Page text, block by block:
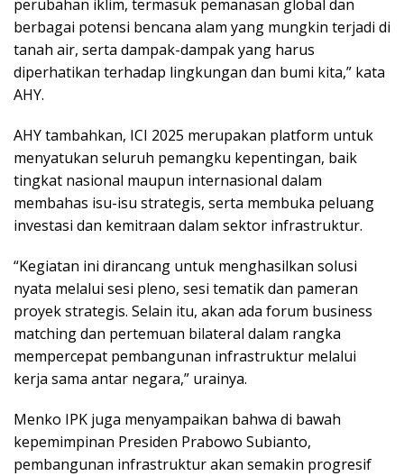
perubahan iklim, termasuk pemanasan global dan
berbagai potensi bencana alam yang mungkin terjadi di
tanah air, serta dampak-dampak yang harus
diperhatikan terhadap lingkungan dan bumi kita,” kata
AHY.
AHY tambahkan, ICI 2025 merupakan platform untuk
menyatukan seluruh pemangku kepentingan, baik
tingkat nasional maupun internasional dalam
membahas isu-isu strategis, serta membuka peluang
investasi dan kemitraan dalam sektor infrastruktur.
“Kegiatan ini dirancang untuk menghasilkan solusi
nyata melalui sesi pleno, sesi tematik dan pameran
proyek strategis. Selain itu, akan ada forum business
matching dan pertemuan bilateral dalam rangka
mempercepat pembangunan infrastruktur melalui
kerja sama antar negara,” urainya.
Menko IPK juga menyampaikan bahwa di bawah
kepemimpinan Presiden Prabowo Subianto,
pembangunan infrastruktur akan semakin progresif